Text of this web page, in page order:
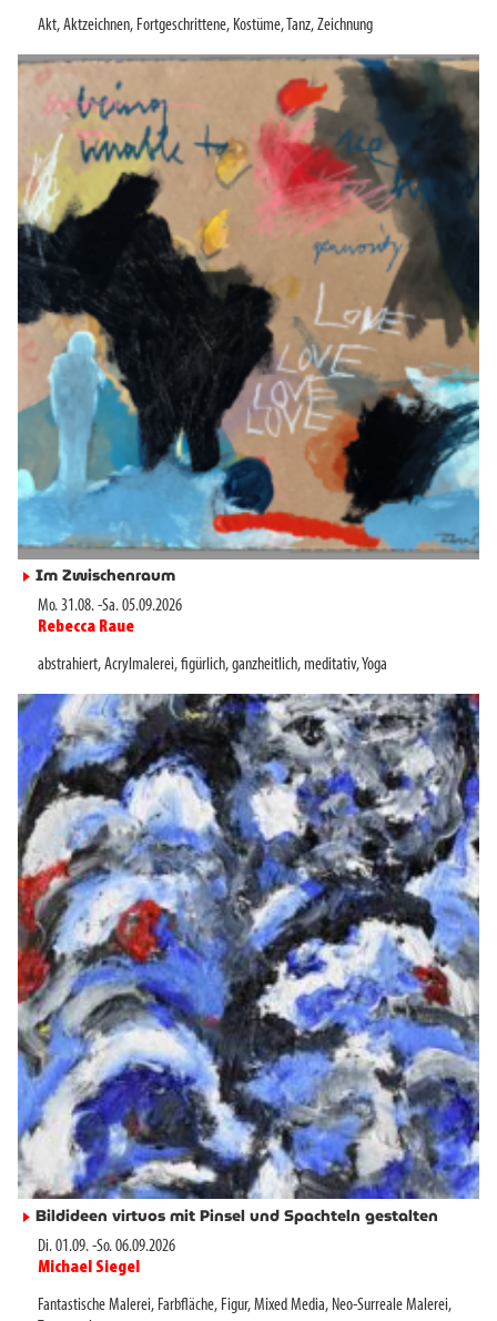
Akt,Aktzeichnen, Fortgeschrittene, Kostüme, Tanz,Zeichnung
► Im Zwischenraum
Mo. 31.08.-Sa. 05.09.2026
Rebecca Raue
abstrahiert,Acrylmalerei,figürlich,ganzheitlich,meditativ,Yoga
► Bildideen virtuos mit Pinsel und Spachteln gestalten
Di. 01.09.-So. 06.09.2026
Michael Siegel
Fantastische Malerei, Farbfläche, Figur,Mixed Media, Neo-Surreale Malerei,